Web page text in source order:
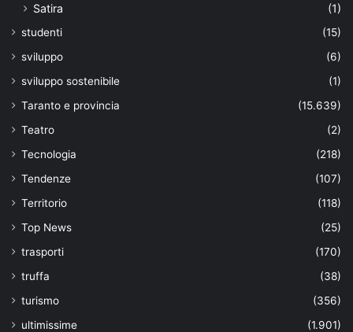
Satira (1)
studenti
(15)
sviluppo
(6)
sviluppo sostenibile
(1)
Taranto e provincia
(15.639)
Teatro
(2)
Tecnologia
(218)
Tendenze
(107)
Territorio
(118)
Top News
(25)
trasporti
(170)
truffa
(38)
turismo
(356)
ultimissime
(1.901)